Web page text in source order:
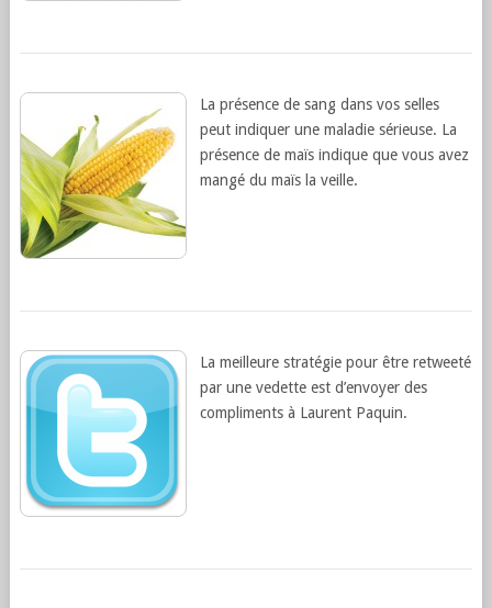
La présence de sang dans vos selles
peut indiquer une maladie sérieuse. La
présence de maïs indique que vous avez
mangé du maïs la veille.
La meilleure stratégie pour être retweeté
par une vedette est d’envoyer des
compliments à Laurent Paquin.